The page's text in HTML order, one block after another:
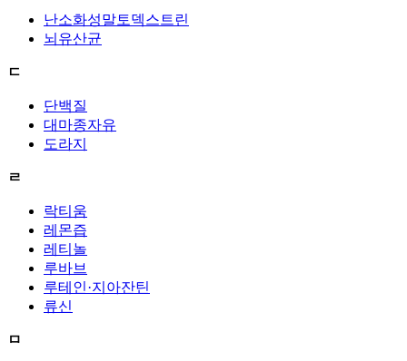
난소화성말토덱스트린
뇌유산균
ㄷ
단백질
대마종자유
도라지
ㄹ
락티움
레몬즙
레티놀
루바브
루테인·지아잔틴
류신
ㅁ